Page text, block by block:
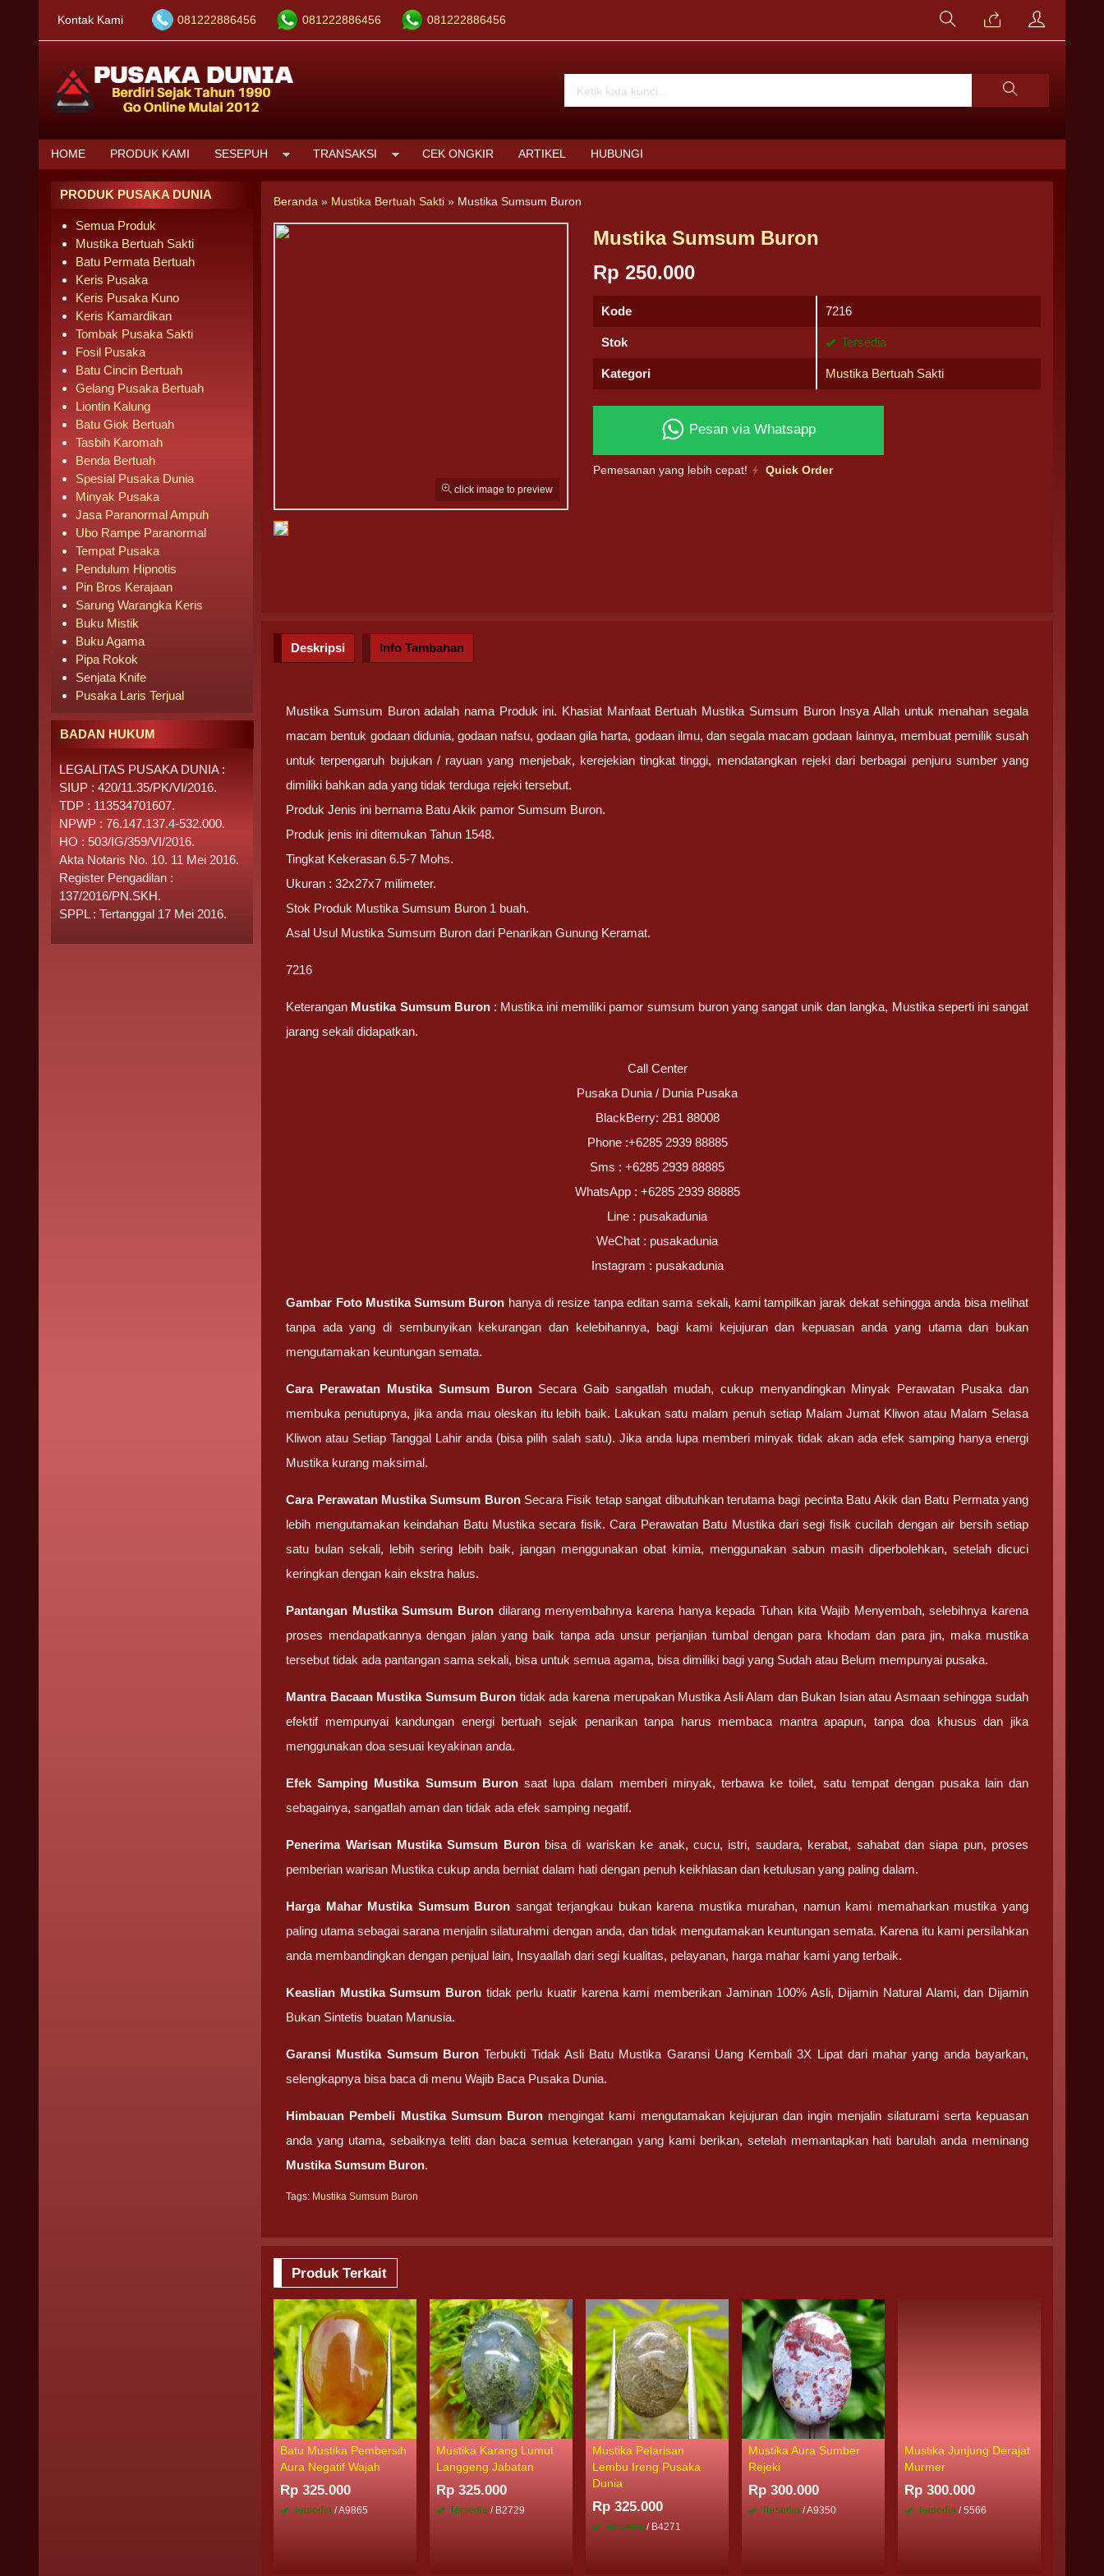
Kontak Kami 081222886456 081222886456 081222886456
HOME PRODUK KAMI SESEPUH TRANSAKSI CEK ONGKIR ARTIKEL HUBUNGI
Beranda » Mustika Bertuah Sakti » Mustika Sumsum Buron
click image to preview
Mustika Sumsum Buron
Rp 250.000
Kode 7216
Stok Tersedia
Kategori Mustika Bertuah Sakti
Pesan via Whatsapp
Pemesanan yang lebih cepat! Quick Order
Deskripsi Info Tambahan
Mustika Sumsum Buron adalah nama Produk ini. Khasiat Manfaat Bertuah Mustika Sumsum Buron Insya Allah untuk menahan segala
macam bentuk godaan didunia, godaan nafsu, godaan gila harta, godaan ilmu, dan segala macam godaan lainnya, membuat pemilik susah
untuk terpengaruh bujukan / rayuan yang menjebak, kerejekian tingkat tinggi, mendatangkan rejeki dari berbagai penjuru sumber yang
dimiliki bahkan ada yang tidak terduga rejeki tersebut.
Produk Jenis ini bernama Batu Akik pamor Sumsum Buron.
Produk jenis ini ditemukan Tahun 1548.
Tingkat Kekerasan 6.5-7 Mohs.
Ukuran : 32x27x7 milimeter.
Stok Produk Mustika Sumsum Buron 1 buah.
Asal Usul Mustika Sumsum Buron dari Penarikan Gunung Keramat.
7216
Keterangan Mustika Sumsum Buron: Mustika ini memiliki pamor sumsum buron yang sangat unik dan langka, Mustika seperti ini sangat
jarang sekali didapatkan.
Call Center
Pusaka Dunia / Dunia Pusaka
BlackBerry: 2B1 88008
Phone :+6285 2939 88885
Sms : +6285 2939 88885
WhatsApp : +6285 2939 88885
Line : pusakadunia
WeChat : pusakadunia
Instagram : pusakadunia
Gambar Foto Mustika Sumsum Buron hanya di resize tanpa editan sama sekali, kami tampilkan jarak dekat sehingga anda bisa melihat
tanpa ada yang di sembunyikan kekurangan dan kelebihannya, bagi kami kejujuran dan kepuasan anda yang utama dan bukan
mengutamakan keuntungan semata.
Cara Perawatan Mustika Sumsum BuronSecara Gaib sangatlah mudah, cukup menyandingkan Minyak Perawatan Pusaka dan
membuka penutupnya, jika anda mau oleskan itu lebih baik. Lakukan satu malam penuh setiap Malam Jumat Kliwon atau Malam Selasa
Kliwon atau Setiap Tanggal Lahir anda (bisa pilih salah satu). Jika anda lupa memberi minyak tidak akan ada efek samping hanya energi
Mustika kurang maksimal.
Cara Perawatan Mustika Sumsum BuronSecara Fisik tetap sangat dibutuhkan terutama bagi pecinta Batu Akik dan Batu Permata yang
lebih mengutamakan keindahan Batu Mustika secara fisik. Cara Perawatan Batu Mustika dari segi fisik cucilah dengan air bersih setiap
satu bulan sekali, lebih sering lebih baik, jangan menggunakan obat kimia, menggunakan sabun masih diperbolehkan, setelah dicuci
keringkan dengan kain ekstra halus.
Pantangan Mustika Sumsum Buron dilarang menyembahnya karena hanya kepada Tuhan kita Wajib Menyembah, selebihnya karena
proses mendapatkannya dengan jalan yang baik tanpa ada unsur perjanjian tumbal dengan para khodam dan para jin, maka mustika
tersebut tidak ada pantangan sama sekali, bisa untuk semua agama, bisa dimiliki bagi yang Sudah atau Belum mempunyai pusaka.
Mantra Bacaan Mustika Sumsum Buron tidak ada karena merupakan Mustika Asli Alam dan Bukan Isian atau Asmaan sehingga sudah
efektif mempunyai kandungan energi bertuah sejak penarikan tanpa harus membaca mantra apapun, tanpa doa khusus dan jika
menggunakan doa sesuai keyakinan anda.
Efek Samping Mustika Sumsum Buronsaat lupa dalam memberi minyak, terbawa ke toilet, satu tempat dengan pusaka lain dan
sebagainya, sangatlah aman dan tidak ada efek samping negatif.
Penerima Warisan Mustika Sumsum Buronbisa di wariskan ke anak, cucu, istri, saudara, kerabat, sahabat dan siapa pun, proses
pemberian warisan Mustika cukup anda berniat dalam hati dengan penuh keikhlasan dan ketulusan yang paling dalam.
Harga Mahar Mustika Sumsum Buron sangat terjangkau bukan karena mustika murahan, namun kami memaharkan mustika yang
paling utama sebagai sarana menjalin silaturahmi dengan anda, dan tidak mengutamakan keuntungan semata. Karena itu kami persilahkan
anda membandingkan dengan penjual lain, Insyaallah dari segi kualitas, pelayanan, harga mahar kami yang terbaik.
Keaslian Mustika Sumsum Buron tidak perlu kuatir karena kami memberikan Jaminan 100% Asli, Dijamin Natural Alami, dan Dijamin
Bukan Sintetis buatan Manusia.
Garansi Mustika Sumsum Buron Terbukti Tidak Asli Batu Mustika Garansi Uang Kembali 3X Lipat dari mahar yang anda bayarkan,
selengkapnya bisa baca di menu Wajib Baca Pusaka Dunia.
Himbauan Pembeli Mustika Sumsum Buron mengingat kami mengutamakan kejujuran dan ingin menjalin silaturami serta kepuasan
anda yang utama, sebaiknya teliti dan baca semua keterangan yang kami berikan, setelah memantapkan hati barulah anda meminang
Mustika Sumsum Buron.
Tags: Mustika Sumsum Buron
Produk Terkait
Batu Mustika Pembersih
Aura Negatif Wajah
Rp 325.000
Tersedia / A9865
Mustika Karang Lumut
Langgeng Jabatan
Rp 325.000
Tersedia / B2729
Mustika Pelarisan
Lembu Ireng Pusaka
Dunia
Rp 325.000
Tersedia / B4271
Mustika Aura Sumber
Rejeki
Rp 300.000
Tersedia / A9350
Mustika Junjung Derajat
Murmer
Rp 300.000
Tersedia / 5566
PRODUK PUSAKA DUNIA
Semua Produk
Mustika Bertuah Sakti
Batu Permata Bertuah
Keris Pusaka
Keris Pusaka Kuno
Keris Kamardikan
Tombak Pusaka Sakti
Fosil Pusaka
Batu Cincin Bertuah
Gelang Pusaka Bertuah
Liontin Kalung
Batu Giok Bertuah
Tasbih Karomah
Benda Bertuah
Spesial Pusaka Dunia
Minyak Pusaka
Jasa Paranormal Ampuh
Ubo Rampe Paranormal
Tempat Pusaka
Pendulum Hipnotis
Pin Bros Kerajaan
Sarung Warangka Keris
Buku Mistik
Buku Agama
Pipa Rokok
Senjata Knife
Pusaka Laris Terjual
BADAN HUKUM
LEGALITAS PUSAKA DUNIA :
SIUP : 420/11.35/PK/VI/2016.
TDP : 113534701607.
NPWP : 76.147.137.4-532.000.
HO : 503/IG/359/VI/2016.
Akta Notaris No. 10. 11 Mei 2016.
Register Pengadilan :
137/2016/PN.SKH.
SPPL : Tertanggal 17 Mei 2016.